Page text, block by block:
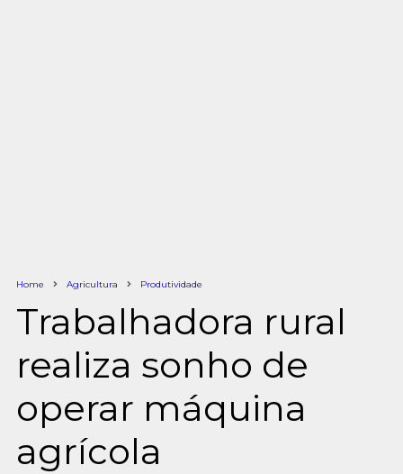
Home Agricultura Produtividade
Trabalhadora rural
realiza sonho de
operar máquina
agrícola